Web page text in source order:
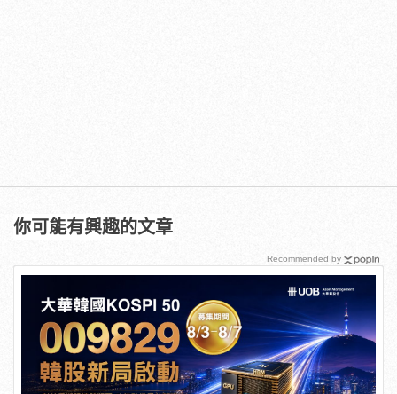
你可能有興趣的文章
Recommended by